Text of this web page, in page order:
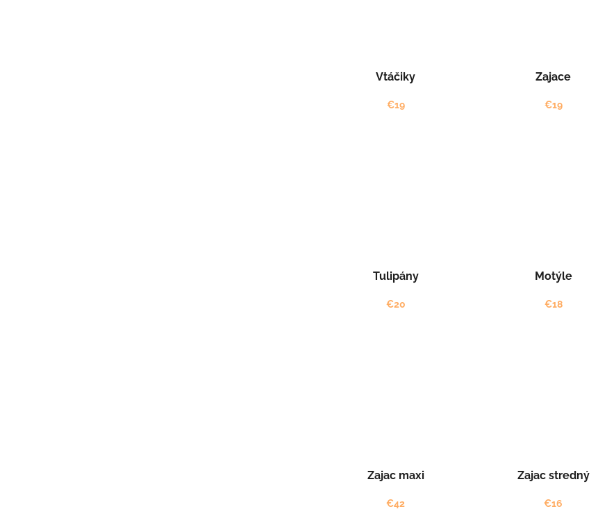
Vtáčiky
€19
Zajace
€19
Tulipány
€20
Motýle
€18
Zajac maxi
€42
Zajac stredný
€16